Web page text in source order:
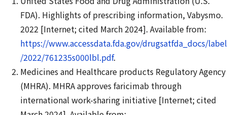
FDA). Highlights of prescribing information, Vabysmo.
2022 [Internet; cited March 2024]. Available from:
https://www.accessdata.fda.gov/drugsatfda_docs/label
/2022/761235s000lbl.pdf.
Medicines and Healthcare products Regulatory Agency
(MHRA). MHRA approves faricimab through
international work-sharing initiative [Internet; cited